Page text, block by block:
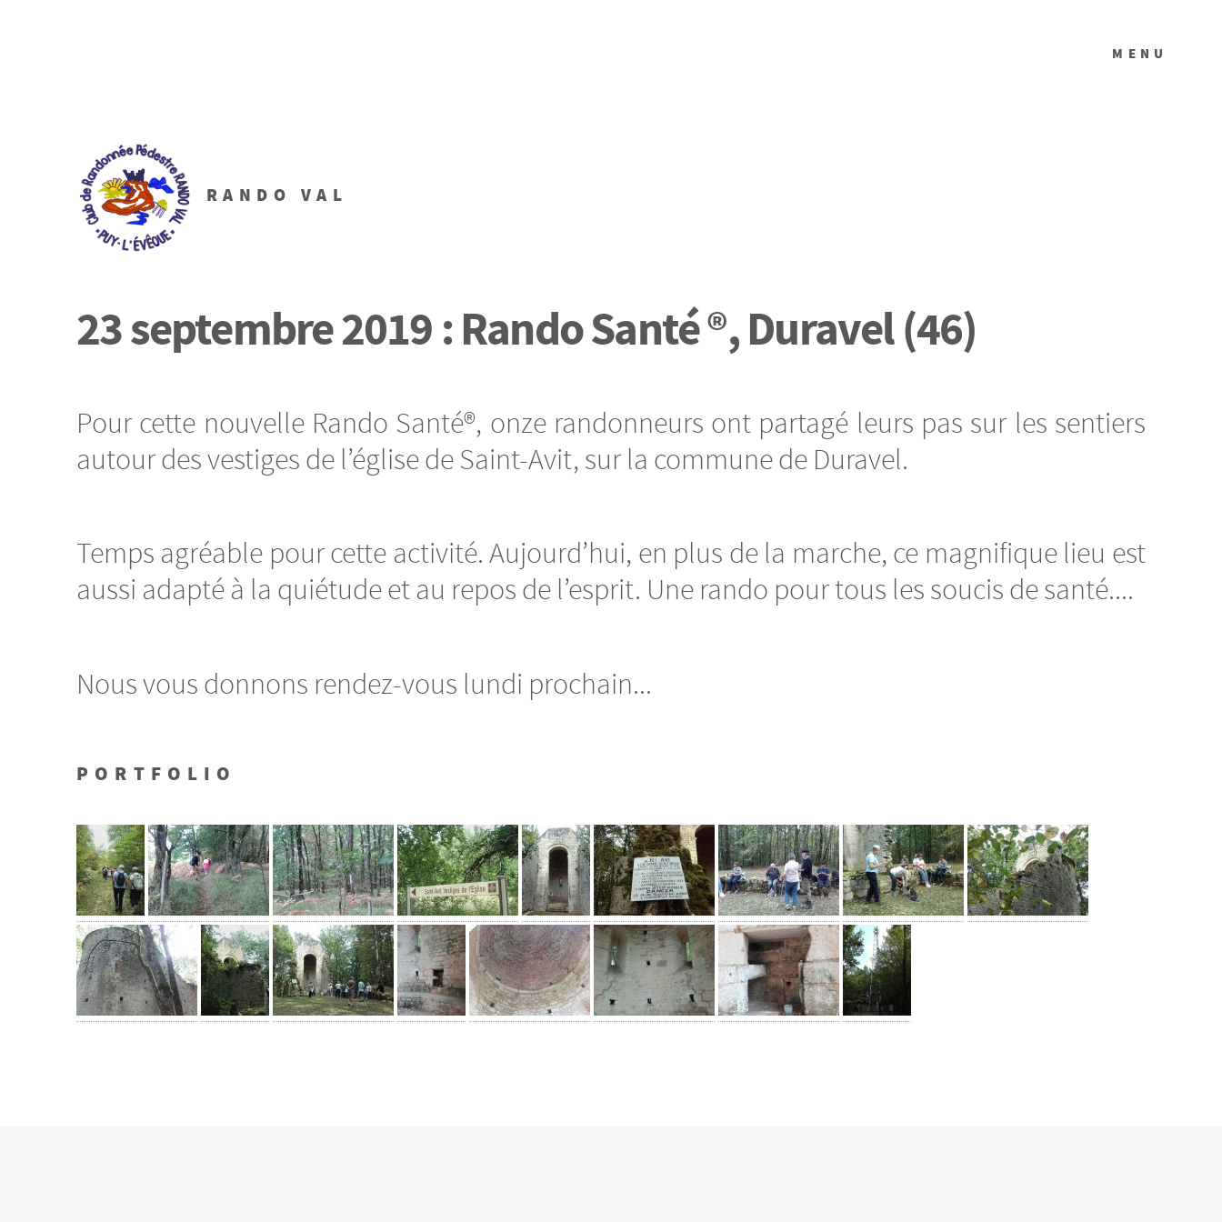
RANDO VAL
MENU
23 septembre 2019 : Rando Santé ®, Duravel (46)
Pour cette nouvelle Rando Santé®, onze randonneurs ont partagé leurs pas sur les sentiers
autour des vestiges de l’église de Saint-Avit, sur la commune de Duravel.
Temps agréable pour cette activité. Aujourd’hui, en plus de la marche, ce magnifique lieu est
aussi adapté à la quiétude et au repos de l’esprit. Une rando pour tous les soucis de santé....
Nous vous donnons rendez-vous lundi prochain...
PORTFOLIO